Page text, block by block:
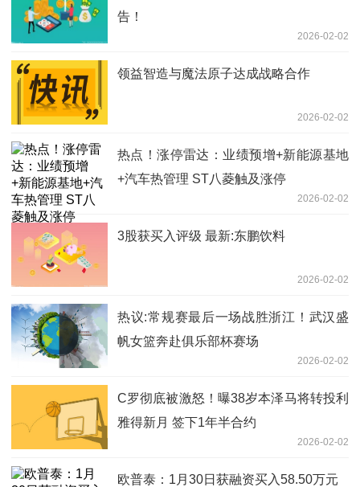
告！
2026-02-02
领益智造与魔法原子达成战略合作
2026-02-02
热点！涨停雷达：业绩预增+新能源基地
+汽车热管理 ST八菱触及涨停
2026-02-02
3股获买入评级 最新:东鹏饮料
2026-02-02
热议:常规赛最后一场战胜浙江！武汉盛
帆女篮奔赴俱乐部杯赛场
2026-02-02
C罗彻底被激怒！曝38岁本泽马将转投利
雅得新月 签下1年半合约
2026-02-02
欧普泰：1月30日获融资买入58.50万元